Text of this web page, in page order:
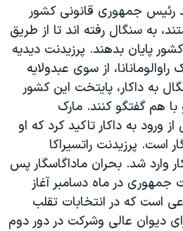
۲۰۲۴
رئيس جمهوری قانونی کشور
به سنگال رفته اند تا از طريق
پايان بدهند. پرزيدنت ديديه
از سوی عبدولايه
به داکار، پايتخت اين کشور
هم گفتگو کنند. مارک
۳شنبه پس از ورود به داکار تاکيد کرد که او
است. پرزيدنت راتسيراکا
وارد شد. بحران ماداگاسگار پس
جمهوری در ماه دسامبر آغاز
است که در انتخابات تقلب
ديوان عالی وشرکت در دور دوم